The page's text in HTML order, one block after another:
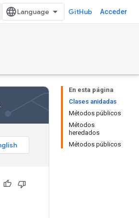
GitHub Acceder
En esta página
Clases anidadas
Métodos públicos
Métodos
heredados
Métodos públicos